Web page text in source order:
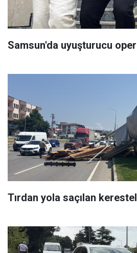
Samsun'da uyuşturucu
Tırdan yola saçılan